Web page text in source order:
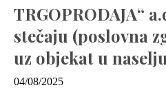
TRGOPRODAJA“
stečaju (poslovna
uz objekat u
04/08/2025